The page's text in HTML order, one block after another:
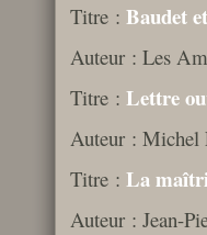
Titre : Baudet
Auteur : Les
Titre : Lettre
Auteur : Michel
Titre : La
Auteur : Jean-